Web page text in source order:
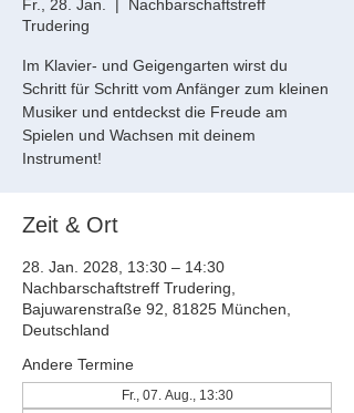
Fr., 28. Jan.
  |
Nachbarschaftstreff
Trudering
Im Klavier- und Geigengarten wirst du
Schritt für Schritt vom Anfänger zum kleinen
Musiker und entdeckst die Freude am
Spielen und Wachsen mit deinem
Instrument!
Zeit & Ort
28. Jan. 2028, 13:30 – 14:30
Nachbarschaftstreff Trudering,
Bajuwarenstraße 92, 81825 München,
Deutschland
Andere Termine
Fr., 07. Aug., 13:30